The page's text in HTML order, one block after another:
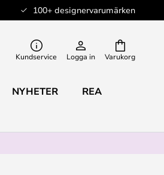
100+ designervarumärken
Varukorg
Kundservice Logga in
NYHETER REA